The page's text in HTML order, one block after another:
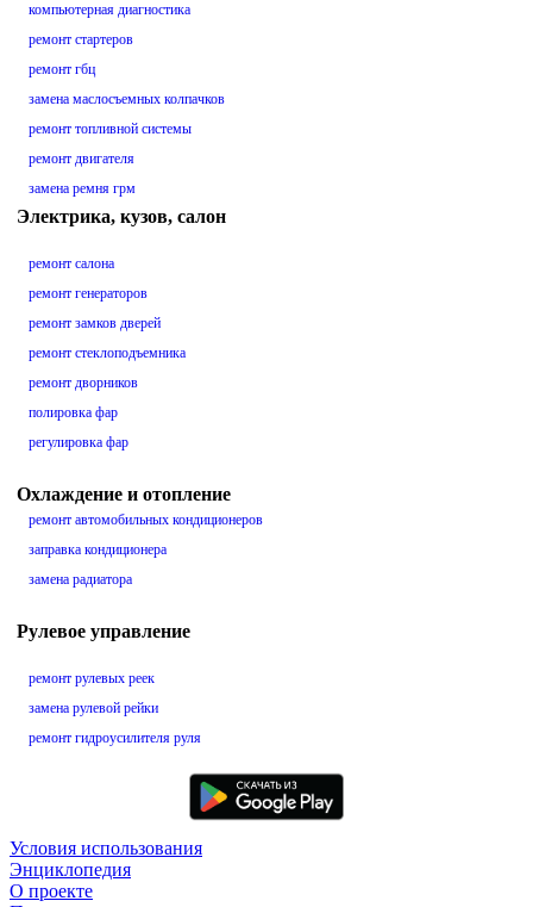
компьютерная диагностика
ремонт стартеров
ремонт гбц
замена маслосъемных колпачков
ремонт топливной системы
ремонт двигателя
замена ремня грм
Электрика, кузов, салон
ремонт салона
ремонт генераторов
ремонт замков дверей
ремонт стеклоподъемника
ремонт дворников
полировка фар
регулировка фар
Охлаждение и отопление
ремонт автомобильных кондиционеров
заправка кондиционера
замена радиатора
Рулевое управление
ремонт рулевых реек
замена рулевой рейки
ремонт гидроусилителя руля
Условия использования
Энциклопедия
О проекте